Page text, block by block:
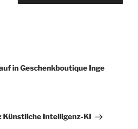
in Geschenkboutique Inge
Künstliche Intelligenz-KI